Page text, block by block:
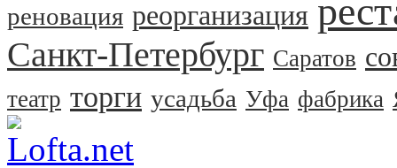
реновация реорганизация
Санкт-Петербург Саратов
театр торги усадьба Уфа фабрика